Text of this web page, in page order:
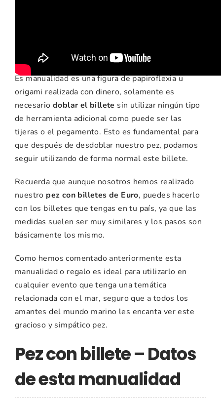
Es manualidad es una figura de papiroflexia u
origami realizada con dinero, solamente es
necesariodoblar el billete sin utilizar ningún tipo
de herramienta adicional como puede ser las
tijeras o el pegamento. Esto es fundamental para
que después de desdoblar nuestro pez, podamos
seguir utilizando de forma normal este billete.
Recuerda que aunque nosotros hemos realizado
nuestro pez con billetes de Euro, puedes hacerlo
con los billetes que tengas en tu país, ya que las
medidas suelen ser muy similares y los pasos son
básicamente los mismo.
Como hemos comentado anteriormente esta
manualidad o regalo es ideal para utilizarlo en
cualquier evento que tenga una temática
relacionada con el mar, seguro que a todos los
amantes del mundo marino les encanta ver este
gracioso y simpático pez.
Pez con billete – Datos
de esta manualidad